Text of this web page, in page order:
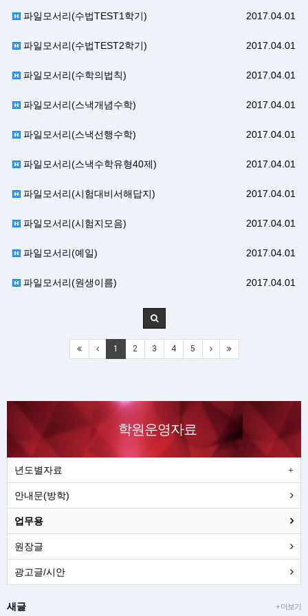
2017.04.01
파일모서리(수법TEST1학기)
2017.04.01
파일모서리(수법TEST2학기)
2017.04.01
파일모서리(수학의법칙)
2017.04.01
파일모서리(스낵개념수학)
2017.04.01
파일모서리(스낵선행수학)
2017.04.01
파일모서리(스낵수학유형40제)
2017.04.01
파일모서리(시험대비서해답지)
2017.04.01
파일모서리(시험지모음)
2017.04.01
파일모서리(예일)
2017.04.01
파일모서리(원생이름)
1 2 3 4 5
학원운영자료
년도별자료
안내문(방학)
업무용
원장글
광고글/시안
+ 더보기
새글